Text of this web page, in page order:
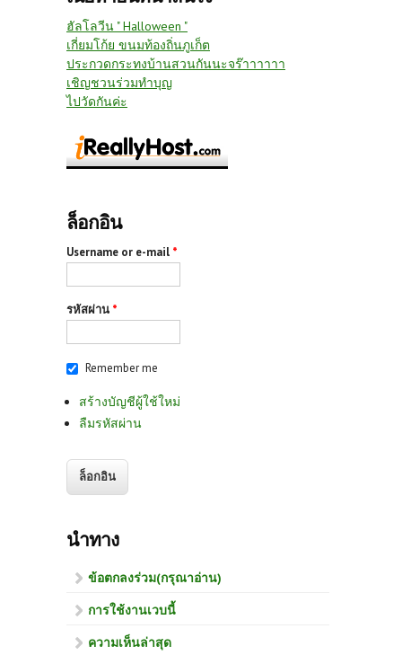
ฮัลโลวีน " Halloween "
เกี่ยมโก้ย ขนมท้องถิ่นภูเก็ต
ประกวดกระทงบ้านสวนกันนะจร๊าาาาาา
เชิญชวนร่วมทำบุญ
ไปวัดกันค่ะ
ล็อกอิน
Username or e-mail *
รหัสผ่าน *
Remember me
สร้างบัญชีผู้ใช้ใหม่
ลืมรหัสผ่าน
นำทาง
ข้อตกลงร่วม(กรุณาอ่าน)
การใช้งานเวบนี้
ความเห็นล่าสุด